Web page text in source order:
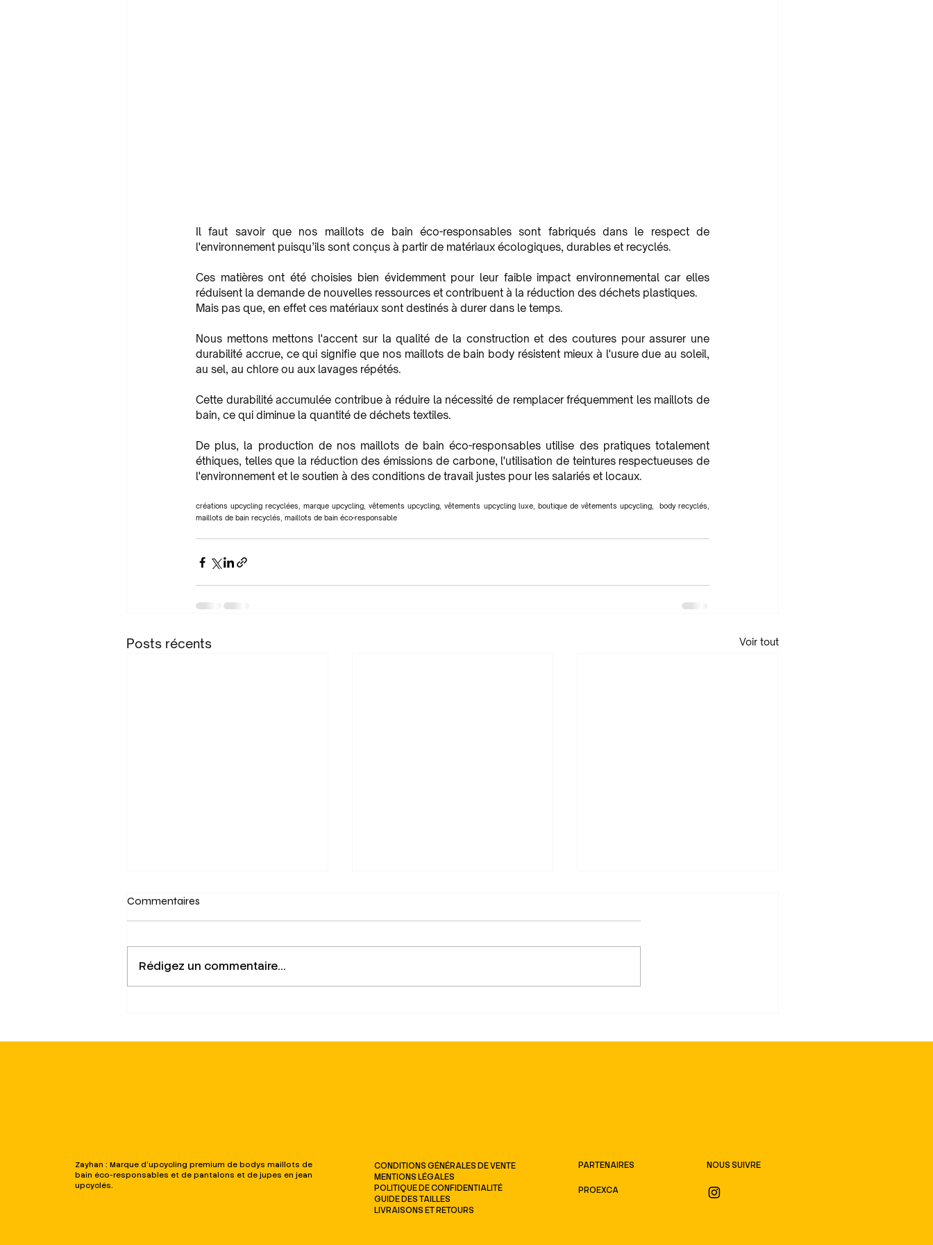
Il faut savoir que nos maillots de bain éco-responsables sont fabriqués dans le respect de
l'environnement puisqu’ils sont conçus à partir de matériaux écologiques, durables et recyclés.
Ces matières ont été choisies bien évidemment pour leur faible impact environnemental car elles
réduisent la demande de nouvelles ressources et contribuent à la réduction des déchets plastiques.
Mais pas que, en effet ces matériaux sont destinés à durer dans le temps.
Nous mettons mettons l'accent sur la qualité de la construction et des coutures pour assurer une
durabilité accrue, ce qui signifie que nos maillots de bain body résistent mieux à l'usure due au soleil,
au sel, au chlore ou aux lavages répétés.
Cette durabilité accumulée contribue à réduire la nécessité de remplacer fréquemment les maillots de
bain, ce qui diminue la quantité de déchets textiles.
De plus, la production de nos maillots de bain éco-responsables utilise des pratiques totalement
éthiques, telles que la réduction des émissions de carbone, l'utilisation de teintures respectueuses de
l'environnement et le soutien à des conditions de travail justes pour les salariés et locaux.
créations upcycling recyclées, marque upcycling, vêtements upcycling, vêtements upcycling luxe, boutique de vêtements upcycling,  body recyclés,
maillots de bain recyclés, maillots de bain éco-responsable
Posts récents Voir tout
manière de consommer
combat qui continue
d’Émancipation
Commentaires
Rédigez un commentaire...
Zayhan : Marque d'upcycling premium de bodys maillots de
bain éco-responsables et de pantalons et de jupes en jean
upcyclés.
CONDITIONS GÉNÉRALES DE VENTE
MENTIONS LÉGALES
POLITIQUE DE CONFIDENTIALITÉ
GUIDE DES TAILLES
LIVRAISONS ET RETOURS
PARTENAIRES
PROEXCA
NOUS SUIVRE